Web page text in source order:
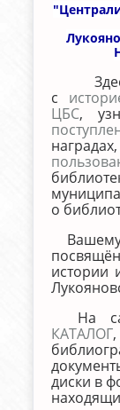
Здесь
с
ЦБС,
наградах,
о
истории
На
КАТАЛОГ
диски в